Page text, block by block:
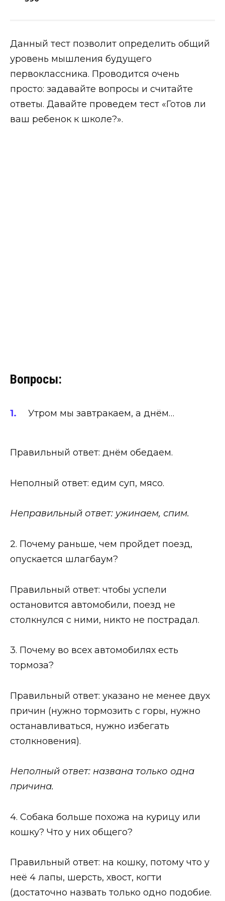
Данный тест позволит определить общий
уровень мышления будущего
первоклассника. Проводится очень
просто: задавайте вопросы и считайте
ответы. Давайте проведем тест «Готов ли
ваш ребенок к школе?».
Вопросы:
Утром мы завтракаем, а днём…
Правильный ответ: днём обедаем.
Неполный ответ: едим суп, мясо.
Неправильный ответ: ужинаем, спим.
2. Почему раньше, чем пройдет поезд,
опускается шлагбаум?
Правильный ответ: чтобы успели
остановится автомобили, поезд не
столкнулся с ними, никто не пострадал.
3. Почему во всех автомобилях есть
тормоза?
Правильный ответ: указано не менее двух
причин (нужно тормозить с горы, нужно
останавливаться, нужно избегать
столкновения).
Неполный ответ: названа только одна
причина.
4. Собака больше похожа на курицу или
кошку? Что у них общего?
Правильный ответ: на кошку, потому что у
неё 4 лапы, шерсть, хвост, когти
(достаточно назвать только одно подобие.